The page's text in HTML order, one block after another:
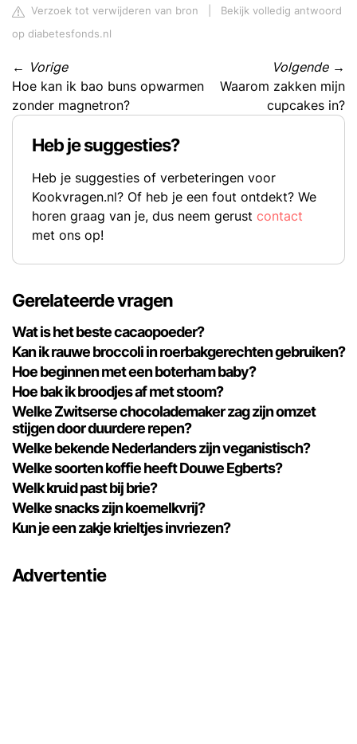
Verzoek tot verwijderen van bron
Bekijk volledig antwoord
op diabetesfonds.nl
← Vorige
Hoe kan ik bao buns opwarmen
zonder magnetron?
Volgende→
Waarom zakken mijn
cupcakes in?
Heb je suggesties?
Heb je suggesties of verbeteringen voor
Kookvragen.nl? Of heb je een fout ontdekt? We
horen graag van je, dus neem gerust contact
met ons op!
Gerelateerde vragen
Wat is het beste cacaopoeder?
Kan ik rauwe broccoli in roerbakgerechten gebruiken?
Hoe beginnen met een boterham baby?
Hoe bak ik broodjes af met stoom?
Welke Zwitserse chocolademaker zag zijn omzet
stijgen door duurdere repen?
Welke bekende Nederlanders zijn veganistisch?
Welke soorten koffie heeft Douwe Egberts?
Welk kruid past bij brie?
Welke snacks zijn koemelkvrij?
Kun je een zakje krieltjes invriezen?
Advertentie